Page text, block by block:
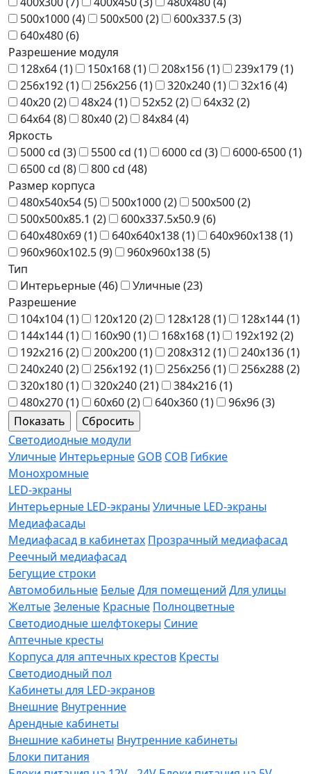
500x1000 (4) 500x500 (2) 600x337.5 (3)
640x480 (6)
Разрешение модуля
128x64 (1) 150x168 (1) 208x156 (1) 239x179 (1)
256x192 (1) 256x256 (1) 320x240 (1) 32x16 (4)
40x20 (2) 48x24 (1) 52x52 (2) 64x32 (2)
64x64 (8) 80x40 (2) 84x84 (4)
Яркость
5000 cd (3) 5500 cd (1) 6000 cd (3) 6000-6500 (1)
6500 cd (8) 800 cd (48)
Размер корпуса
480x540x54 (5) 500x1000 (2) 500x500 (2)
500x500x85.1 (2) 600x337.5x50.9 (6)
640x480x69 (1) 640x640x138 (1) 640x960x138 (1)
960x960x102.5 (9) 960x960x138 (5)
Тип
Интерьерные (46) Уличные (23)
Разрешение
104x104 (1) 120x120 (2) 128x128 (1) 128x144 (1)
144x144 (1) 160x90 (1) 168x168 (1) 192x192 (2)
192x216 (2) 200x200 (1) 208x312 (1) 240x136 (1)
240x240 (2) 256x192 (1) 256x256 (1) 256x288 (2)
320x180 (1) 320x240 (21) 384x216 (1)
480x270 (1) 60x60 (2) 640x360 (1) 96x96 (3)
Светодиодные модули
Уличные Интерьерные GOB COB Гибкие
Монохромные
LED-экраны
Интерьерные LED-экраны Уличные LED-экраны
Медиафасады
Медиафасад в кабинетах Прозрачный медиафасад
Реечный медиафасад
Бегущие строки
Автомобильные БелыеДля помещений Для улицы
ЖелтыеЗеленые Красные Полноцветные
Светодиодные шелфтокеры Синие
Аптечные кресты
Корпуса для аптечных крестов Кресты
Светодиодный пол
Кабинеты для LED-экранов
Внешние Внутренние
Арендные кабинеты
Внешние кабинеты Внутренние кабинеты
Блоки питания